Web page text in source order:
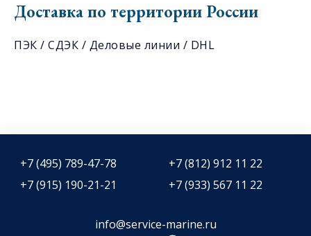
Доставка по территории России
ПЭК / СДЭК / Деловые линии / DHL
+7 (495) 789-47-78
+7 (812) 912 11 22
+7 (915) 190-21-21
+7 (933) 567 11 22
info@service-marine.ru​​